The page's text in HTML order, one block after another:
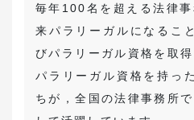
毎年100名を超える法律
来パラリーガルになるこ
びパラリーガル資格を取
パラリーガル資格を持っ
ちが，全国の法律事務所